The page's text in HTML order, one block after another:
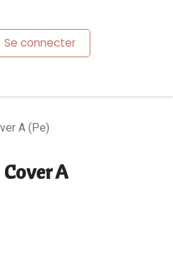
Se connecter
A (Pe)
A